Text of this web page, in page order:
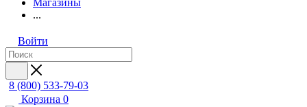
Магазины
...
Войти
8 (800) 533-79-03
Корзина 0